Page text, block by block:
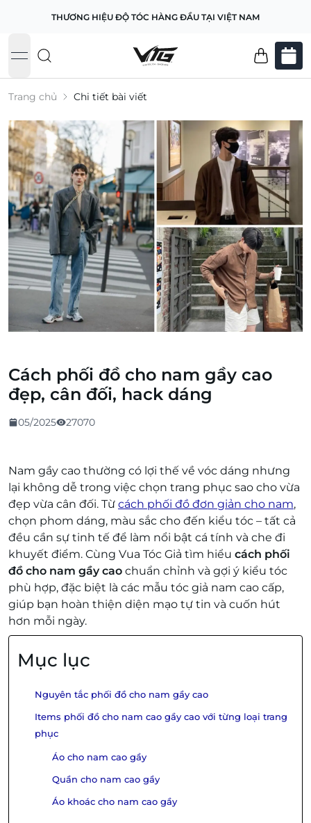
THƯƠNG HIỆU ĐỘ TÓC HÀNG ĐẦU TẠI VIỆT NAM
open navigation menu
Trang chủ Chi tiết bài viết
Cách phối đồ cho nam gầy cao
đẹp, cân đối, hack dáng
05/2025 27070
Nam gầy cao thường có lợi thế về vóc dáng nhưng
lại không dễ trong việc chọn trang phục sao cho vừa
đẹp vừa cân đối. Từ cách phối đồ đơn giản cho nam,
chọn phom dáng, màu sắc cho đến kiểu tóc – tất cả
đều cần sự tinh tế để làm nổi bật cá tính và che đi
khuyết điểm. Cùng Vua Tóc Giả tìm hiểu cách phối
đồ cho nam gầy cao chuẩn chỉnh và gợi ý kiểu tóc
phù hợp, đặc biệt là các mẫu tóc giả nam cao cấp,
giúp bạn hoàn thiện diện mạo tự tin và cuốn hút
hơn mỗi ngày.
Mục lục
Nguyên tắc phối đồ cho nam gầy cao
Items phối đồ cho nam cao gầy cao với từng loại trang
phục
Áo cho nam cao gầy
Quần cho nam cao gầy
Áo khoác cho nam cao gầy